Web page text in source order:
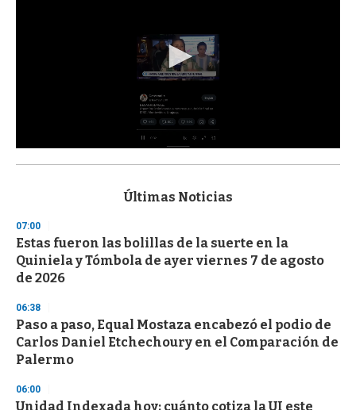
s
d
s
o
f
3
s
e
c
o
n
Últimas Noticias
07:00
Estas fueron las bolillas de la suerte en la
Quiniela y Tómbola de ayer viernes 7 de agosto
de 2026
06:38
Paso a paso, Equal Mostaza encabezó el podio de
Carlos Daniel Etchechoury en el Comparación de
Palermo
06:00
Unidad Indexada hoy: cuánto cotiza la UI este